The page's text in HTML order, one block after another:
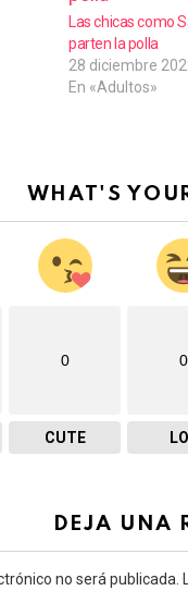
Las chicas como
parten la polla
28 diciembre
En «Adultos»
WHAT'S
0
CUTE
0
DEJA UNA
no será publicada.